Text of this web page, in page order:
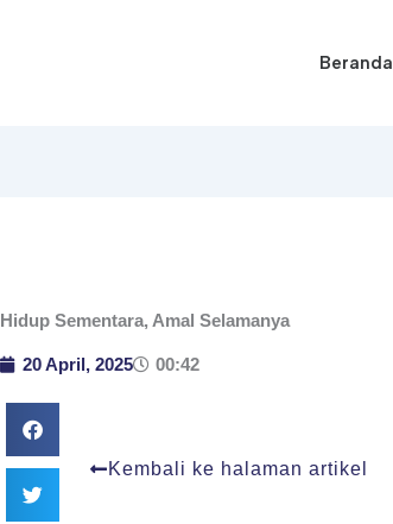
Beranda
Hidup Sementara, Amal Selamanya
20 April, 2025 00:42
Kembali ke halaman artikel